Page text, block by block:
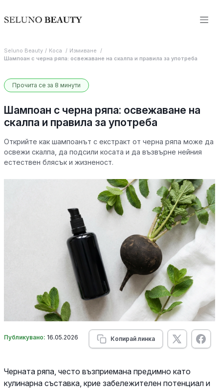
Seluno Beauty Коса
Измиване
Шампоан с черна ряпа: освежаване на скалпа и правила за употреба
Прочита се за 8 минути
Шампоан с черна ряпа: освежаване на
скалпа и правила за употреба
Открийте как шампоанът с екстракт от черна ряпа може да
освежи скалпа, да подсили косата и да възвърне нейния
естествен блясък и жизненост.
Публикувано: 16.05.2026 Копирай линка
Черната ряпа, често възприемана предимно като
кулинарна съставка, крие забележителен потенциал и